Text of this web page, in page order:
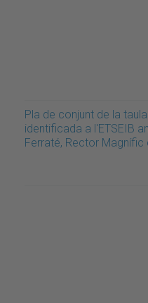
Pla de conjunt de la
identificada a l'ETSEIB
Ferraté, Rector Magnífic